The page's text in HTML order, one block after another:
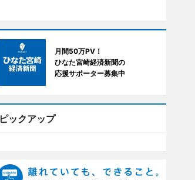
月間50万PV！
ひなた宮崎経済新聞の
応援サポーター募集中
ピックアップ